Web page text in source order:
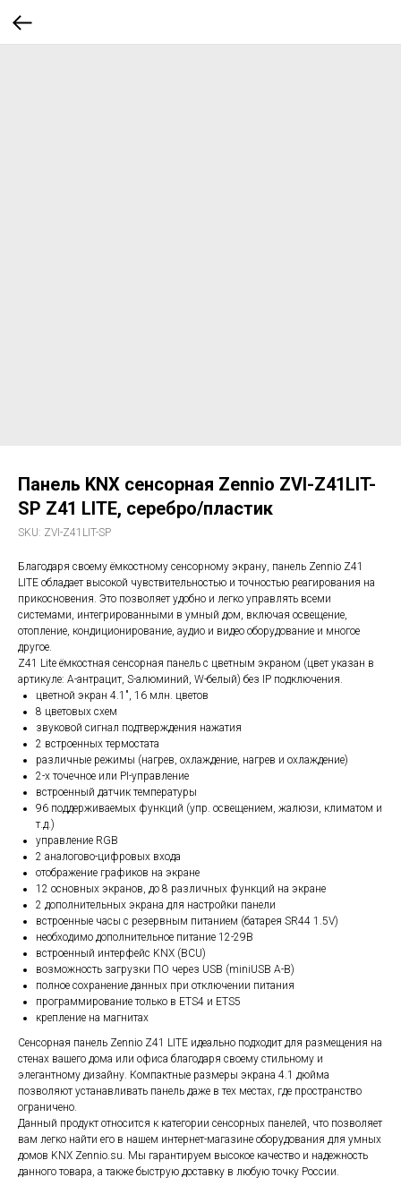
Панель KNX сенсорная Zennio ZVI-Z41LIT-
SP Z41 LITE, серебро/пластик
SKU: ZVI-Z41LIT-SP
Благодаря своему ёмкостному сенсорному экрану, панель Zennio Z41
LITE обладает высокой чувствительностью и точностью реагирования на
прикосновения. Это позволяет удобно и легко управлять всеми
системами, интегрированными в умный дом, включая освещение,
отопление, кондиционирование, аудио и видео оборудование и многое
другое.
Z41 Lite ёмкостная сенсорная панель с цветным экраном (цвет указан в
артикуле: A-антрацит, S-алюминий, W-белый) без IP подключения.
цветной экран 4.1", 16 млн. цветов
8 цветовых схем
звуковой сигнал подтверждения нажатия
2 встроенных термостата
различные режимы (нагрев, охлаждение, нагрев и охлаждение)
2-х точечное или PI-управление
встроенный датчик температуры
96 поддерживаемых функций (упр. освещением, жалюзи, климатом и
т.д.)
управление RGB
2 аналогово-цифровых входа
отображение графиков на экране
12 основных экранов, до 8 различных функций на экране
2 дополнительных экрана для настройки панели
встроенные часы с резервным питанием (батарея SR44 1.5V)
необходимо дополнительное питание 12-29В
встроенный интерфейс KNX (BCU)
возможность загрузки ПО через USB (miniUSB A-B)
полное сохранение данных при отключении питания
программирование только в ETS4 и ETS5
крепление на магнитах
Сенсорная панель Zennio Z41 LITE идеально подходит для размещения на
стенах вашего дома или офиса благодаря своему стильному и
элегантному дизайну. Компактные размеры экрана 4.1 дюйма
позволяют устанавливать панель даже в тех местах, где пространство
ограничено.
Данный продукт относится к категории сенсорных панелей, что позволяет
вам легко найти его в нашем интернет-магазине оборудования для умных
домов KNX Zennio.su. Мы гарантируем высокое качество и надежность
данного товара, а также быструю доставку в любую точку России.